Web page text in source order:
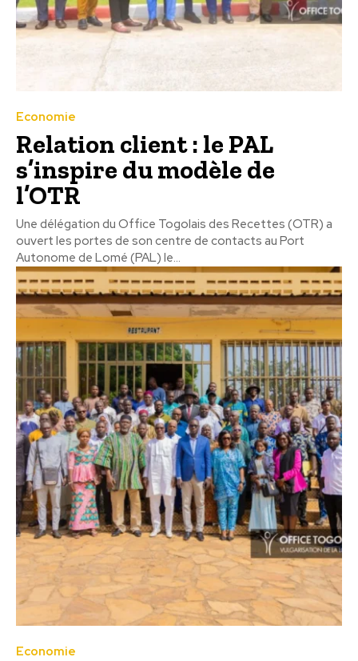
Economie
Relation client : le PAL
s’inspire du modèle de
l’OTR
Une délégation du Office Togolais des Recettes (OTR) a
ouvert les portes de son centre de contacts au Port
Autonome de Lomé (PAL) le...
Economie